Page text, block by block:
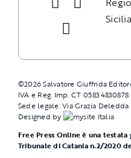
©2026Salvatore Giuffrida
IVA e Reg. Imp. CT 05834830878
Sede legale: Via Grazia Deledda
Designed by
Free Press Online è una
Tribunale di Catania n.2/2020